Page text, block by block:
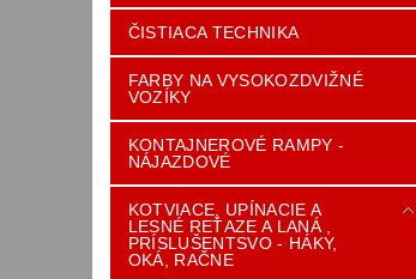
ČISTIACA TECHNIKA
FARBY NA VYSOKOZDVIŽNÉ
VOZÍKY
KONTAJNEROVÉ RAMPY -
NÁJAZDOVÉ
KOTVIACE, UPÍNACIE A
LESNÉ REŤAZE A LANÁ ,
PRÍSLUŠENTSVO - HÁKY,
OKÁ, RAČNE